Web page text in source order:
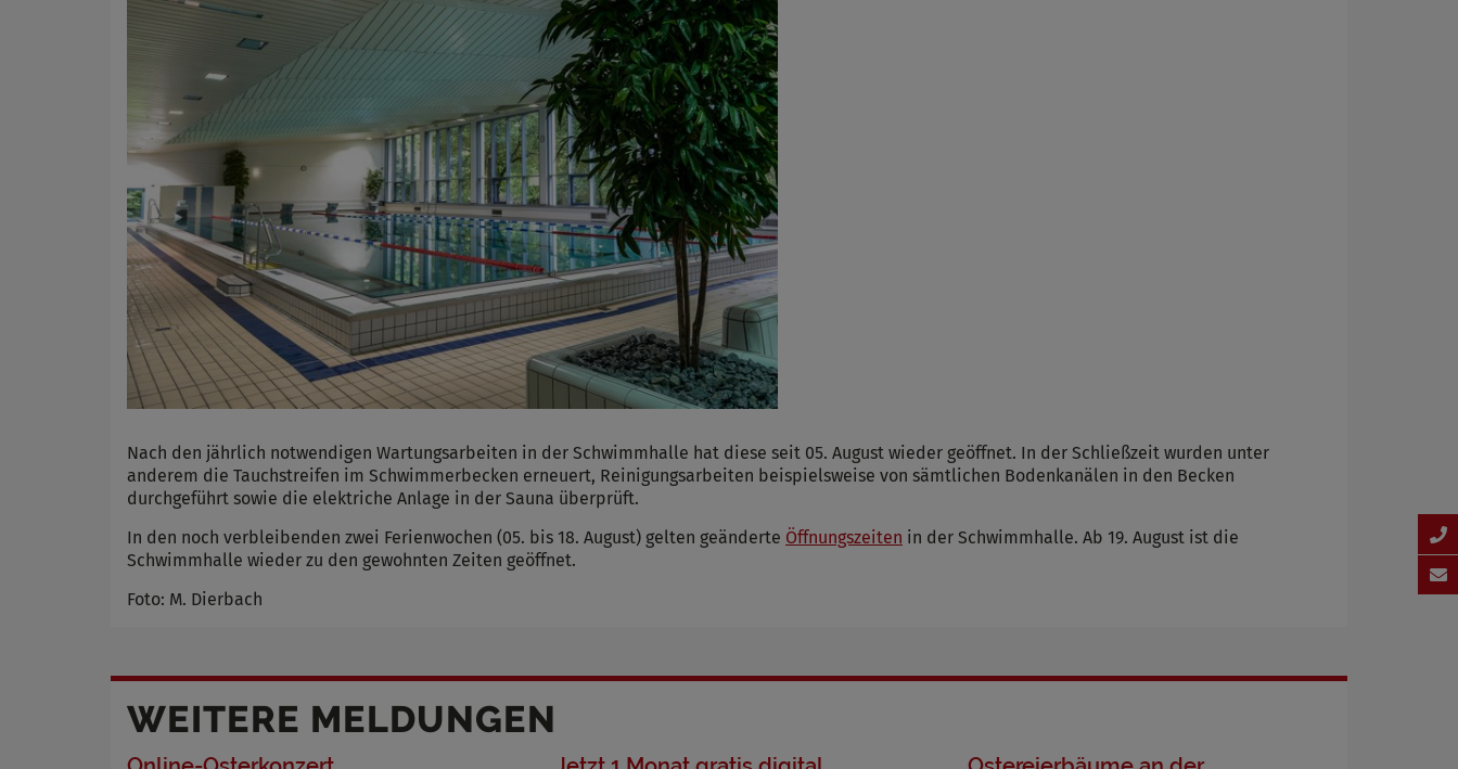
Nach den jährlich notwendigen Wartungsarbeiten in der Schwimmhalle hat diese seit 05. August wieder geöffnet. In der Schließzeit wurden unter
anderem die Tauchstreifen im Schwimmerbecken erneuert, Reinigungsarbeiten beispielsweise von sämtlichen Bodenkanälen in den Becken
durchgeführt sowie die elektriche Anlage in der Sauna überprüft.
In den noch verbleibenden zwei Ferienwochen (05. bis 18. August) gelten geänderte Öffnungszeiten in der Schwimmhalle. Ab 19. August ist die
Schwimmhalle wieder zu den gewohnten Zeiten geöffnet.
Foto: M. Dierbach
WEITERE MELDUNGEN